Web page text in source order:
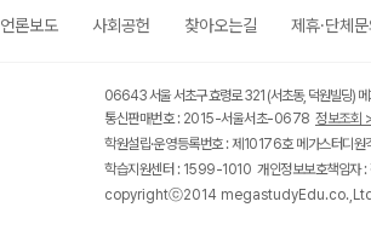
언론보도 사회공헌 찾아오는길 제휴·단체문
06643 서울 서초구 효령로 321 (서초동, 덕원빌딩)
통신판매번호 : 2015-서울서초-0678 정보조회
학원설립·운영등록번호 : 제10176호 메가스터디원
학습지원센터 : 1599-1010 개인정보보호책임자 :
copyrightⓒ2014